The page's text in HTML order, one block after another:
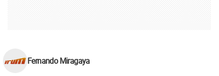
Fernando Miragaya